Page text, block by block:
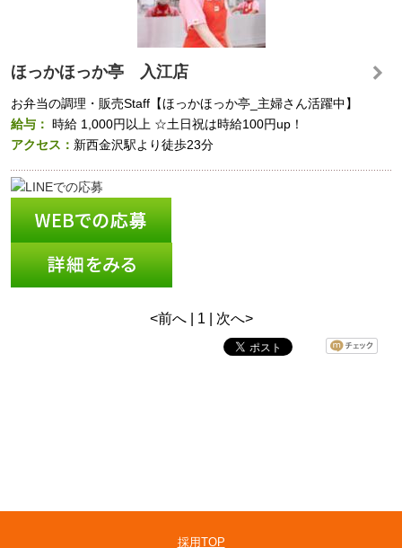
ほっかほっか亭 入江店
お弁当の調理・販売Staff【ほっかほっか亭_主婦さん活躍中】
給与： 時給 1,000円以上 ☆土日祝は時給100円up！
アクセス： 新西金沢駅より徒歩23分
<前へ | 1 | 次へ>
採用TOP